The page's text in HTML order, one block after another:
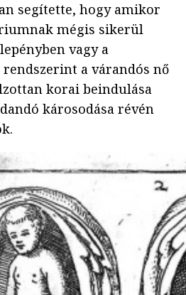
segítette, hogy amikor
mégis sikerül
vagy a
a várandós nő
korai beindulása
károsodása révén